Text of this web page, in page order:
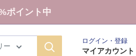
ポイント中
ー
ログイン・登録
マイアカウント